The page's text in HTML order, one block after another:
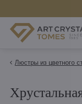
Люстры из цветного